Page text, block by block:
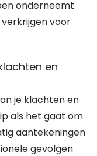
onderneemt
voor
en
je klachten en
als het gaat om
aantekeningen
gevolgen